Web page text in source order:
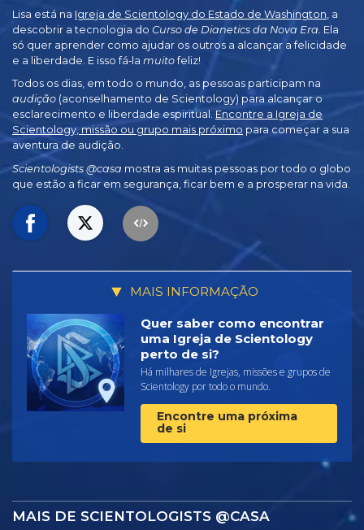
Lisa está na Igreja de Scientology do Estado de Washington , a
descobrir a tecnologia do Curso de Dianetics da Nova Era. Ela
só quer aprender como ajudar os outros a alcançar a felicidade
e a liberdade. E isso fá‑la muitofeliz!
Todos os dias, em todo o mundo, as pessoas participam na
audição (aconselhamento de Scientology) para alcançar o
esclarecimento e liberdade espiritual. Encontre a Igreja de
Scientology, missão ou grupo mais próximo para começar a sua
aventura de audição.
Scientologists @casa mostra as muitas pessoas por todo o globo
que estão a ficar em segurança, ficar bem e a prosperar na vida.
MAIS INFORMAÇÃO
Quer saber como encontrar
uma Igreja de Scientology
perto de si?
Há milhares de Igrejas, missões e grupos de
Scientology por todo o mundo.
Encontre uma próxima
de si
MAIS DE SCIENTOLOGISTS @CASA